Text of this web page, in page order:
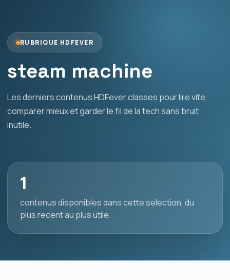
RUBRIQUE HDFEVER
steam machine
Les derniers contenus HDFever classes pour lire vite,
comparer mieux et garder le fil de la tech sans bruit
inutile.
1
contenus disponibles dans cette selection, du
plus recent au plus utile.